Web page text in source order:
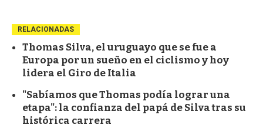
RELACIONADAS
Thomas Silva, el uruguayo que se fue a
Europa por un sueño en el ciclismo y hoy
lidera el Giro de Italia
"Sabíamos que Thomas podía lograr una
etapa": la confianza del papá de Silva tras su
histórica carrera